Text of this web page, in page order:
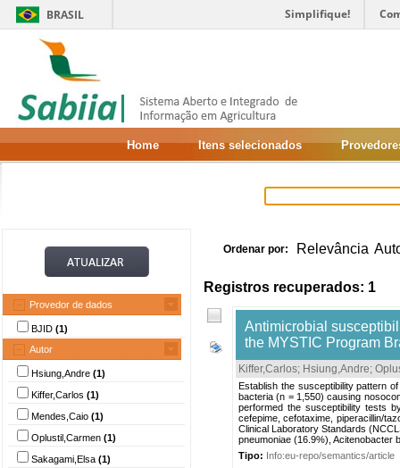
BRASIL Simplifique!
Home Itens selecionados
Provedor de dados
BJID (1)
Autor
Hsiung,Andre (1)
Kiffer,Carlos (1)
Mendes,Caio (1)
Oplustil,Carmen (1)
Sakagami,Elsa (1)
Ordenar por: Relevância
Registros recuperados: 1
Antimicrobial
the MYSTIC Program
Kiffer,Carlos; Hsiung,Andre;
Establish the susceptibility pattern
bacteria (n = 1,550) causing
performed the susceptibility tests
cefepime, cefotaxime, piperacillin/
Clinical Laboratory Standards
pneumoniae (16.9%), Acitenobacter
Tipo: Info:eu-repo/semantics/article